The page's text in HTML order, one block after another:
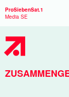
ProSiebenSat.1
Media SE
Suche